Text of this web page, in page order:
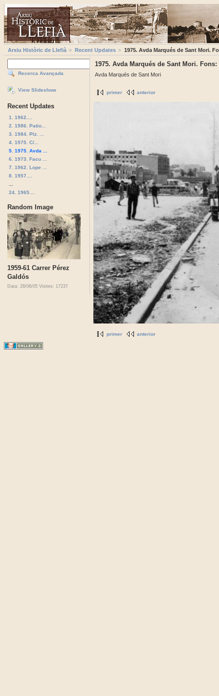
Arxiu Històric de Llefià Recent Updates 1975. Avda Marqués de Sant Mori.
Recerca Avançada
View Slideshow
Recent Updates
1. 1962....
2. 1986. Patio...
3. 1984. Plz. ...
4. 1975. C/...
5. 1975. Avda ...
6. 1973. Facu ...
7. 1962. Lope ...
8. 1957....
24. 1965....
Random Image
1959-61 Carrer Pérez
Galdós
Data: 28/06/05 Visites: 17237
1975. Avda Marqués de Sant Mori. Fons:
Avda Marqués de Sant Mori
primer anterior
primer anterior